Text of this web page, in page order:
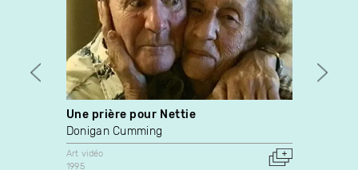
Une prière pour Nettie
Donigan Cumming
Art vidéo
1995